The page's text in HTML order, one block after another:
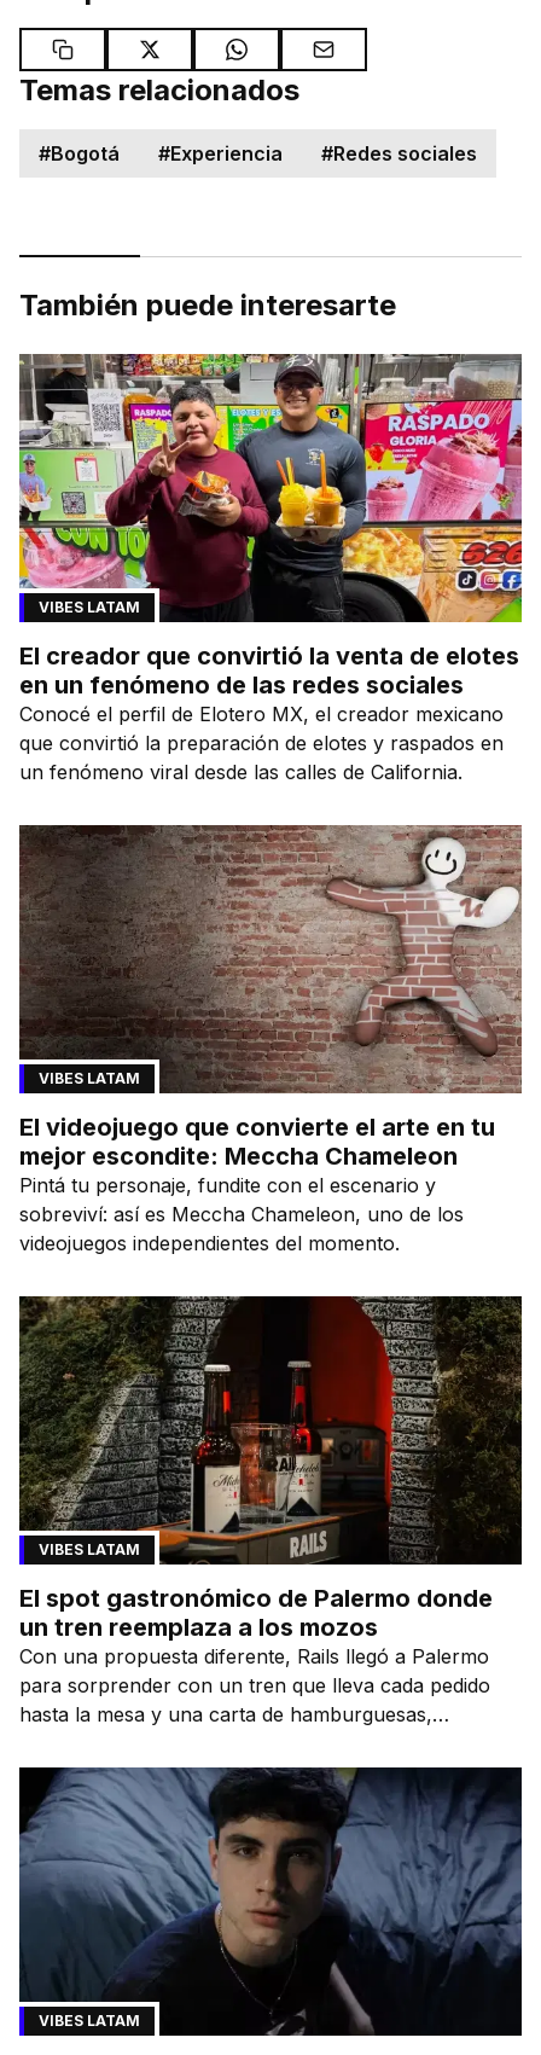
Temas relacionados
#Bogotá #Experiencia #Redes sociales
También puede interesarte
VIBES LATAM
El creador que convirtió la venta de elotes
en un fenómeno de las redes sociales
Conocé el perfil de Elotero MX, el creador mexicano
que convirtió la preparación de elotes y raspados en
un fenómeno viral desde las calles de California.
VIBES LATAM
El videojuego que convierte el arte en tu
mejor escondite: Meccha Chameleon
Pintá tu personaje, fundite con el escenario y
sobreviví: así es Meccha Chameleon, uno de los
videojuegos independientes del momento.
VIBES LATAM
El spot gastronómico de Palermo donde
un tren reemplaza a los mozos
Con una propuesta diferente, Rails llegó a Palermo
para sorprender con un tren que lleva cada pedido
hasta la mesa y una carta de hamburguesas,
VIBES LATAM